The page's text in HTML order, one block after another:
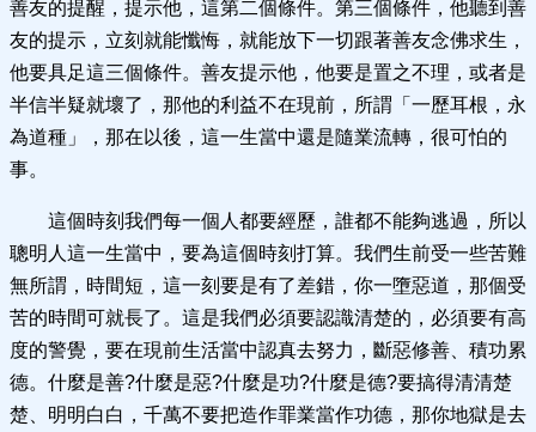
善友的提醒，提示他，這第二個條件。第三個條件，他聽到善
友的提示，立刻就能懺悔，就能放下一切跟著善友念佛求生，
他要具足這三個條件。善友提示他，他要是置之不理，或者是
半信半疑就壞了，那他的利益不在現前，所謂「一歷耳根，永
為道種」，那在以後，這一生當中還是隨業流轉，很可怕的
事。
這個時刻我們每一個人都要經歷，誰都不能夠逃過，所以
聰明人這一生當中，要為這個時刻打算。我們生前受一些苦難
無所謂，時間短，這一刻要是有了差錯，你一墮惡道，那個受
苦的時間可就長了。這是我們必須要認識清楚的，必須要有高
度的警覺，要在現前生活當中認真去努力，斷惡修善、積功累
德。什麼是善?什麼是惡?什麼是功?什麼是德?要搞得清清楚
楚、明明白白，千萬不要把造作罪業當作功德，那你地獄是去